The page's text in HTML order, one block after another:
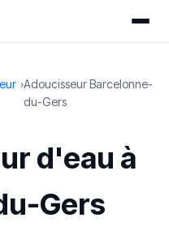
›Adoucisseur Barcelonne-
du-Gers
d'eau à
Gers